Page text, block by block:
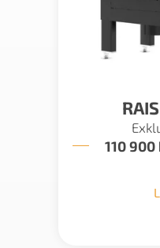
110 900